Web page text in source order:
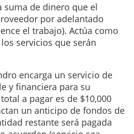
suma de dinero que el
por adelantado
el trabajo). Actúa como
servicios que serán
encarga un servicio de
y financiera para su
a pagar es de $10,000
un anticipo de fondos de
restante será pagada